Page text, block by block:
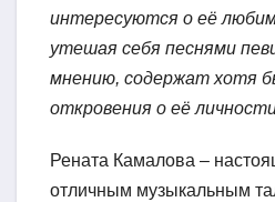
интересуются о её
утешая себя песнями
мнению, содержат хотя
откровения о её
Рената Камалова –
отличным музыкальным